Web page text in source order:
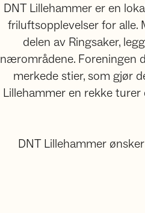
DNT Lillehammer er en
friluftsopplevelser for alle.
delen av Ringsaker,
nærområdene. Foreningen
merkede stier, som gjør
Lillehammer en rekke
DNT Lillehammer